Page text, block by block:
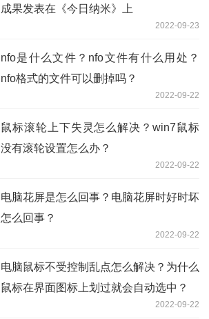
成果发表在《今日纳米》上
2022-09-23
nfo是什么文件？nfo文件有什么用处？
nfo格式的文件可以删掉吗？
2022-09-22
鼠标滚轮上下失灵怎么解决？win7鼠标
没有滚轮设置怎么办？
2022-09-22
电脑花屏是怎么回事？电脑花屏时好时坏
怎么回事？
2022-09-22
电脑鼠标不受控制乱点怎么解决？为什么
鼠标在界面图标上划过就会自动选中？
2022-09-22